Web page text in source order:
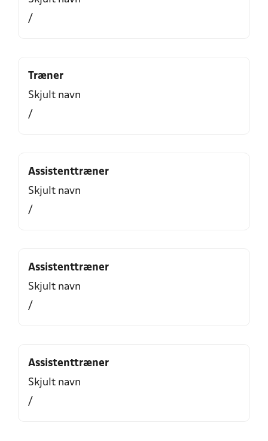
/
Træner
Skjult navn
/
Assistenttræner
Skjult navn
/
Assistenttræner
Skjult navn
/
Assistenttræner
Skjult navn
/